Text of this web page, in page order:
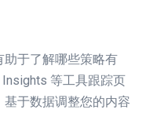
于了解哪些策略有
等工具跟踪页
于数据调整您的内容